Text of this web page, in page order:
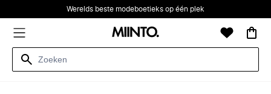
Werelds beste modeboetieks op één plek